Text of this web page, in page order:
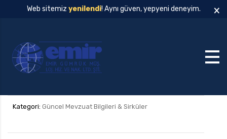
Web sitemiz yenilendi! Aynı güven, yepyeni deneyim. ×
Kategori: Güncel Mevzuat Bilgileri & Sirküler